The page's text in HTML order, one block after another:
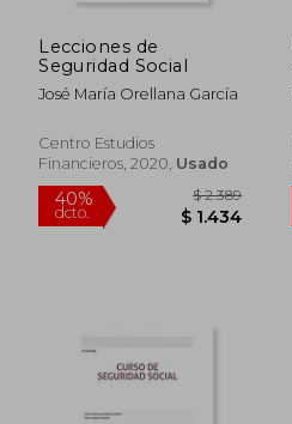
Lecciones de
Seguridad Social
José María Orellana García
Centro Estudios
Financieros, 2020, Usado